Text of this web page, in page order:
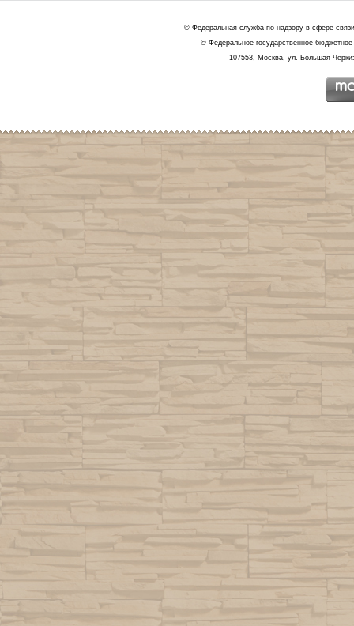
© Федеральная служба по надзору в сфере
© Федеральное государственное
107553, Москва, ул. Большая